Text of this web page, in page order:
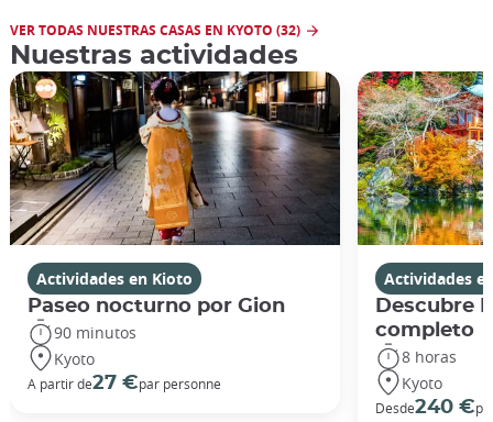
VER TODAS NUESTRAS CASAS EN KYOTO (32)
Nuestras actividades
Actividades en Kioto
Paseo nocturno por Gion
90 minutos
Kyoto
A partir de27 €par personne
Actividades
Descubre
completo
8 horas
Kyoto
Desde240 €